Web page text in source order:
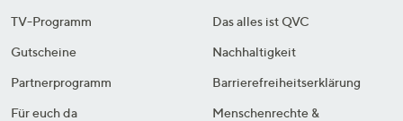
TV-Programm
Gutscheine
Partnerprogramm
Für euch da
Das alles ist QVC
Nachhaltigkeit
Barrierefreiheitserklärung
Menschenrechte &